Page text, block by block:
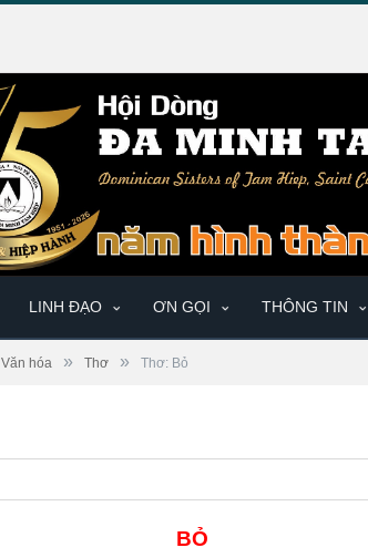
LINH ĐẠO ƠN GỌI THÔNG TIN
Văn hóa » Thơ » Thơ: Bỏ
BỎ